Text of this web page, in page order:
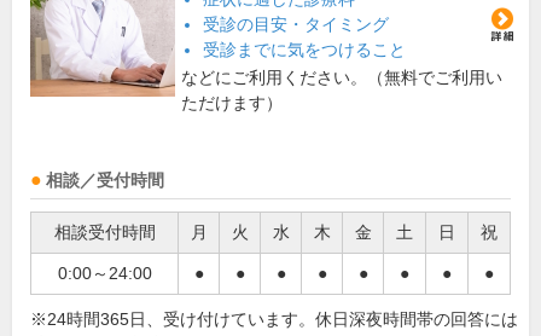
受診の目安・タイミング
受診までに気をつけること
などにご利用ください。（無料でご利用い
ただけます）
相談／受付時間
相談受付時間 月 火 水 木 金 土 日 祝
0:00～24:00 ● ● ● ● ● ● ● ●
※24時間365日、受け付けています。休日深夜時間帯の回答には